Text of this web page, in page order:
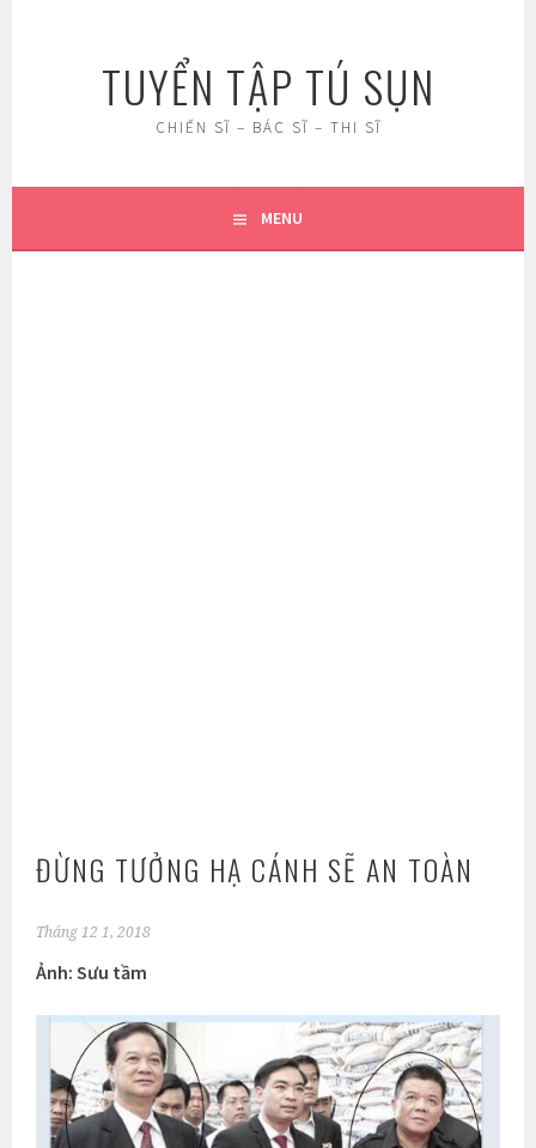
TUYỂN TẬP TÚ SỤN
CHIẾN SĨ – BÁC SĨ – THI SĨ
MENU
ĐỪNG TƯỞNG HẠ CÁNH SẼ AN TOÀN
Tháng 12 1, 2018
Ảnh: Sưu tầm